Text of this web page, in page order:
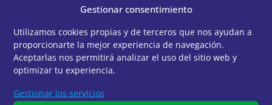
Gestionar consentimiento
Utilizamos cookies propias y de terceros que nos ayudan a
proporcionarte la mejor experiencia de navegación.
Aceptarlas nos permitirá analizar el uso del sitio web y
optimizar tu experiencia.
Gestionar los servicios
DEFINITIVO DE
SELECCIONES 11-04-2022
OEPx_22 Y Px_23